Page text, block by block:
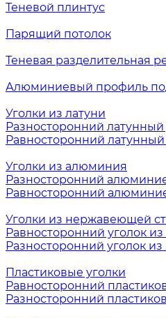
Теневой плинтус
Парящий потолок
Теневая разделительная
Алюминиевый профиль
Уголки из латуни
Разносторонний латунный
Равносторонний латунный
Уголки из алюминия
Разносторонний
Равносторонний
Уголки из нержавеющей
Равносторонний уголок
Разносторонний уголок
Пластиковые уголки
Равносторонний
Разносторонний